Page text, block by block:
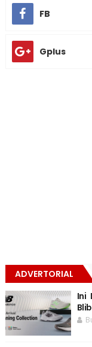
FB
Gplus
ADVERTORIAL
Ini